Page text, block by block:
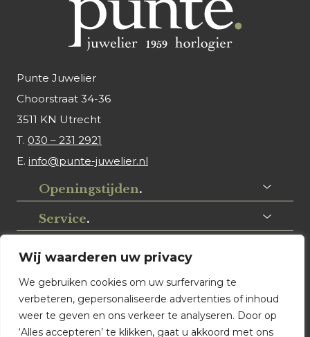
Wij waarderen uw privacy
We gebruiken cookies om uw surfervaring te
verbeteren, gepersonaliseerde advertenties of inhoud
weer te geven en ons verkeer te analyseren. Door op
‘Alles accepteren’ te klikken, gaat u akkoord met ons
Punte Juwelier
Choorstraat 34-36
3511 KN Utrecht
T. 030 – 231 2921
E. info@punte-juwelier.nl
Openingstijden.
Service.
Volg ons